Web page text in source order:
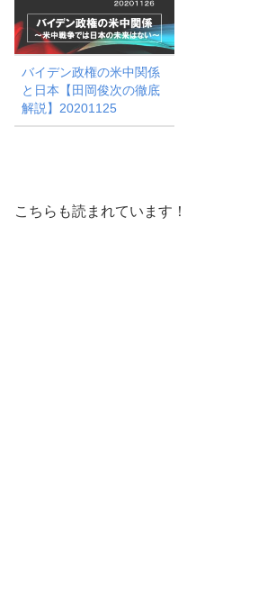
バイデン政権の米中関係
と日本【田岡俊次の徹底
解説】20201125
こちらも読まれています！